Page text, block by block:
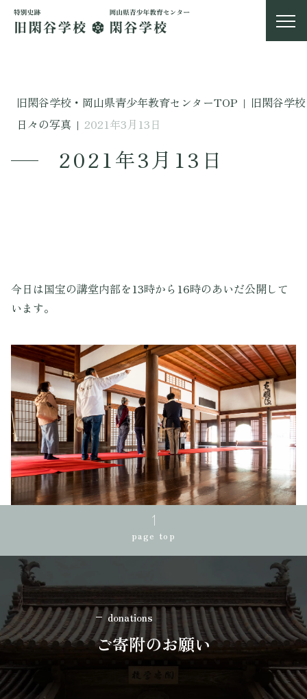
旧閑谷学校・岡山県青少年教育センターTOP | 旧閑谷学校
日々の写真 | 2021年3月13日
2021年3月13日
今日は国宝の講堂内部を13時から16時のあいだ公開して
います。
page top
donations
ご寄附のお願い